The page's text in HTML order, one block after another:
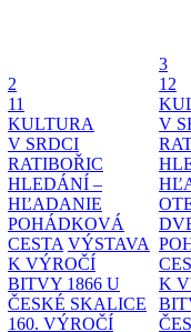
2
11
KULTURA
V SRDCI
RATIBOŘIC
HLEDÁNÍ –
HĽADANIE
POHÁDKOVÁ
CESTA VÝSTAVA
K VÝROČÍ
BITVY 1866 U
ČESKÉ SKALICE
160. VÝROČÍ
3
12
V
K